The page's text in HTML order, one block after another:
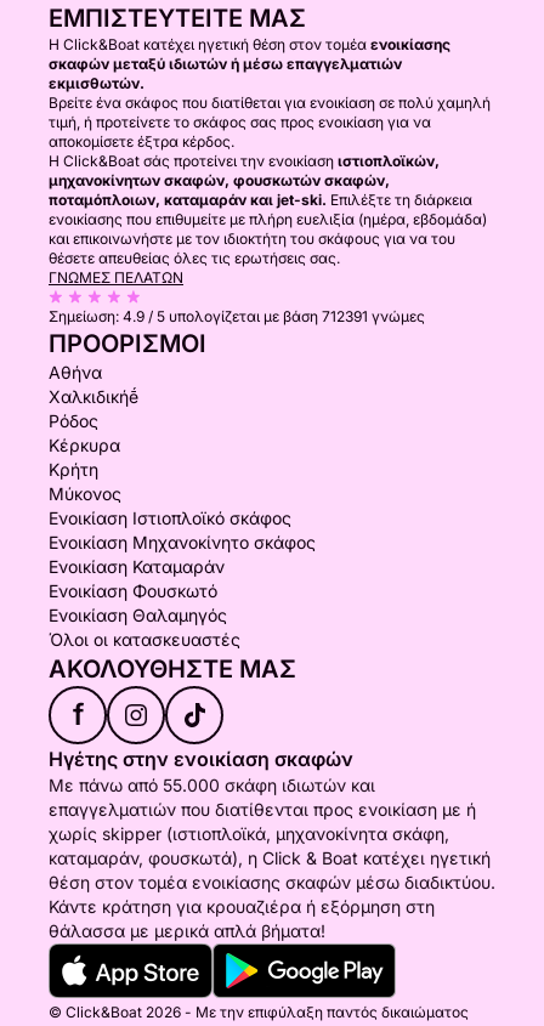
ΕΜΠΙΣΤΕΥΤΕΊΤΕ ΜΑΣ
Η Click&Boat κατέχει ηγετική θέση στον τομέα ενοικίασης
σκαφών μεταξύ ιδιωτών ή μέσω επαγγελματιών
εκμισθωτών.
Βρείτε ένα σκάφος που διατίθεται για ενοικίαση σε πολύ χαμηλή
τιμή, ή προτείνετε το σκάφος σας προς ενοικίαση για να
αποκομίσετε έξτρα κέρδος.
Η Click&Boat σάς προτείνει την ενοικίαση ιστιοπλοϊκών,
μηχανοκίνητων σκαφών, φουσκωτών σκαφών,
ποταμόπλοιων, καταμαράν και jet-ski. Επιλέξτε τη διάρκεια
ενοικίασης που επιθυμείτε με πλήρη ευελιξία (ημέρα, εβδομάδα)
και επικοινωνήστε με τον ιδιοκτήτη του σκάφους για να του
θέσετε απευθείας όλες τις ερωτήσεις σας.
ΓΝΏΜΕΣ ΠΕΛΑΤΏΝ
Σημείωση: 4.9 / 5 υπολογίζεται με βάση 712391 γνώμες
ΠΡΟΟΡΙΣΜΟΊ
Αθήνα
Χαλκιδικήḗ
Ρόδος
Κέρκυρα
Κρήτη
Μύκονος
Ενοικίαση Ιστιοπλοϊκό σκάφος
Ενοικίαση Μηχανοκίνητο σκάφος
Ενοικίαση Καταμαράν
Ενοικίαση Φουσκωτό
Ενοικίαση Θαλαμηγός
Όλοι οι κατασκευαστές
ΑΚΟΛΟΥΘΉΣΤΕ ΜΑΣ
f
Ηγέτης στην ενοικίαση σκαφών
Με πάνω από 55.000 σκάφη ιδιωτών και
επαγγελματιών που διατίθενται προς ενοικίαση με ή
χωρίς skipper (ιστιοπλοϊκά, μηχανοκίνητα σκάφη,
καταμαράν, φουσκωτά), η Click & Boat κατέχει ηγετική
θέση στον τομέα ενοικίασης σκαφών μέσω διαδικτύου.
Κάντε κράτηση για κρουαζιέρα ή εξόρμηση στη
θάλασσα με μερικά απλά βήματα!
© Click&Boat 2026 - Με την επιφύλαξη παντός δικαιώματος